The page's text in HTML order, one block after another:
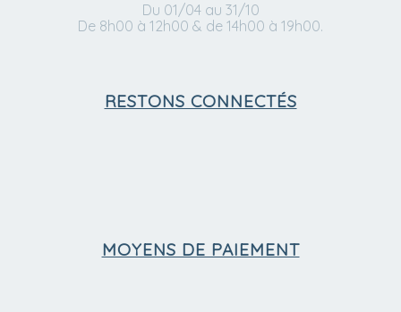
Du 01/04 au 31/10
De 8h00 à 12h00 & de 14h00 à 19h00.
RESTONS CONNECTÉS
MOYENS DE PAIEMENT